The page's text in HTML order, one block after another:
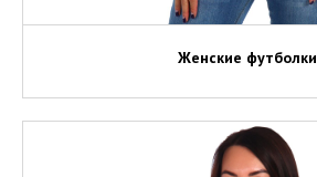
Женские футболки